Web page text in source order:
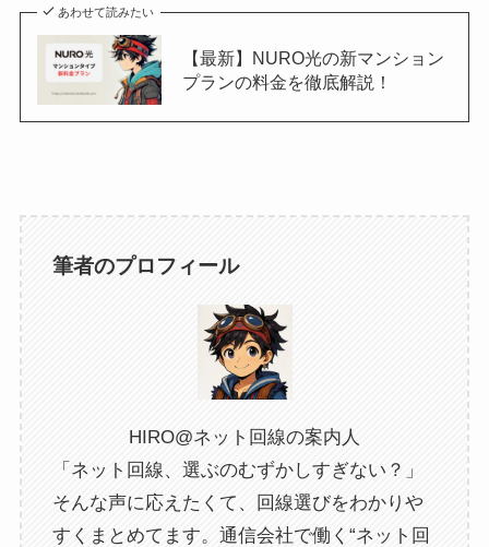
あわせて読みたい
【最新】NURO光の新マンション
プランの料金を徹底解説！
筆者のプロフィール
HIRO@ネット回線の案内人
「ネット回線、選ぶのむずかしすぎない？」
そんな声に応えたくて、回線選びをわかりや
すくまとめてます。通信会社で働く“ネット回